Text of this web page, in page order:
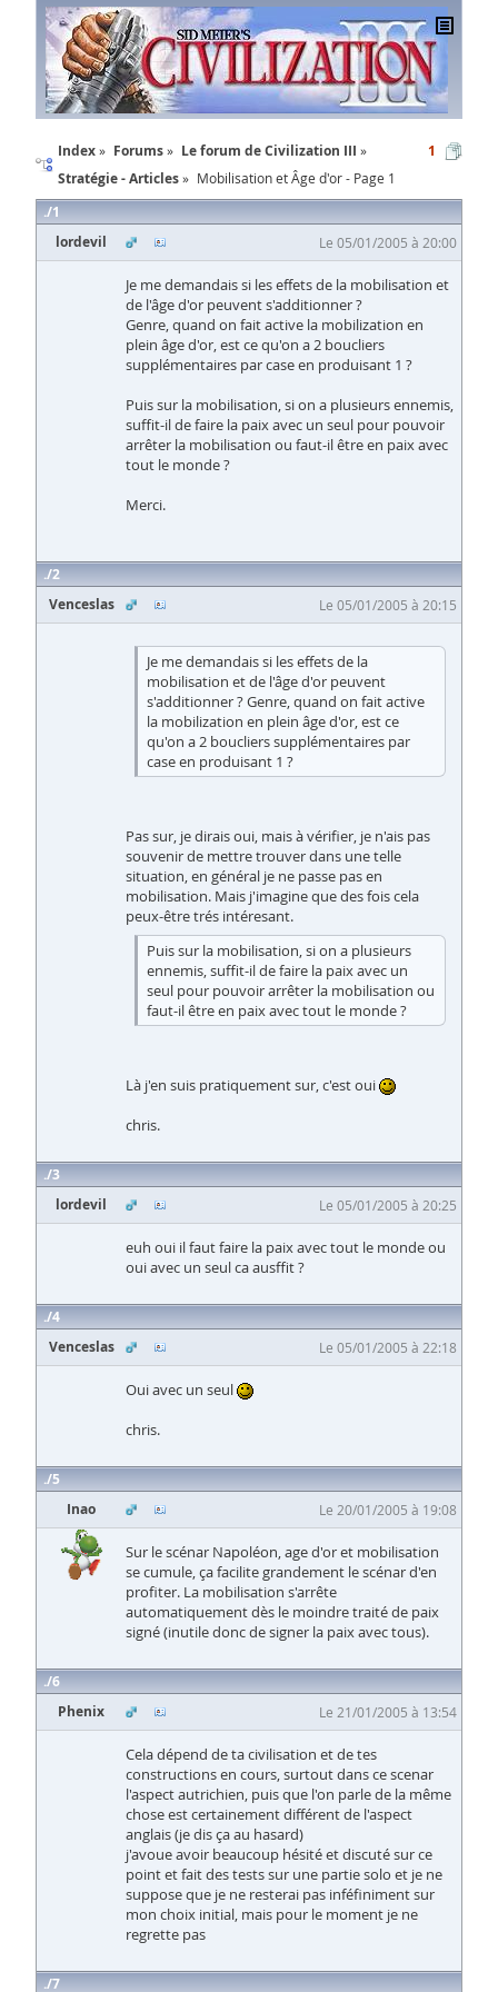
Index Forums
Le forum de Civilization III
Stratégie - Articles
Mobilisation et Âge d'or - Page 1
1
1
lordevil
Le 05/01/2005 à 20:00
Je me demandais si les effets de la mobilisation et
de l'âge d'or peuvent s'additionner ?
Genre, quand on fait active la mobilization en
plein âge d'or, est ce qu'on a 2 boucliers
supplémentaires par case en produisant 1 ?
Puis sur la mobilisation, si on a plusieurs ennemis,
suffit-il de faire la paix avec un seul pour pouvoir
arrêter la mobilisation ou faut-il être en paix avec
tout le monde ?
Merci.
2
Venceslas
Le 05/01/2005 à 20:15
Je me demandais si les effets de la
mobilisation et de l'âge d'or peuvent
s'additionner ? Genre, quand on fait active
la mobilization en plein âge d'or, est ce
qu'on a 2 boucliers supplémentaires par
case en produisant 1 ?
Pas sur, je dirais oui, mais à vérifier, je n'ais pas
souvenir de mettre trouver dans une telle
situation, en général je ne passe pas en
mobilisation. Mais j'imagine que des fois cela
peux-être trés intéresant.
Puis sur la mobilisation, si on a plusieurs
ennemis, suffit-il de faire la paix avec un
seul pour pouvoir arrêter la mobilisation ou
faut-il être en paix avec tout le monde ?
Là j'en suis pratiquement sur, c'est oui
chris.
3
lordevil
Le 05/01/2005 à 20:25
euh oui il faut faire la paix avec tout le monde ou
oui avec un seul ca ausffit ?
4
Venceslas
Le 05/01/2005 à 22:18
Oui avec un seul
chris.
5
Inao
Le 20/01/2005 à 19:08
Sur le scénar Napoléon, age d'or et mobilisation
se cumule, ça facilite grandement le scénar d'en
profiter. La mobilisation s'arrête
automatiquement dès le moindre traité de paix
signé (inutile donc de signer la paix avec tous).
6
Phenix
Le 21/01/2005 à 13:54
Cela dépend de ta civilisation et de tes
constructions en cours, surtout dans ce scenar
l'aspect autrichien, puis que l'on parle de la même
chose est certainement différent de l'aspect
anglais (je dis ça au hasard)
j'avoue avoir beaucoup hésité et discuté sur ce
point et fait des tests sur une partie solo et je ne
suppose que je ne resterai pas inféfiniment sur
mon choix initial, mais pour le moment je ne
regrette pas
7